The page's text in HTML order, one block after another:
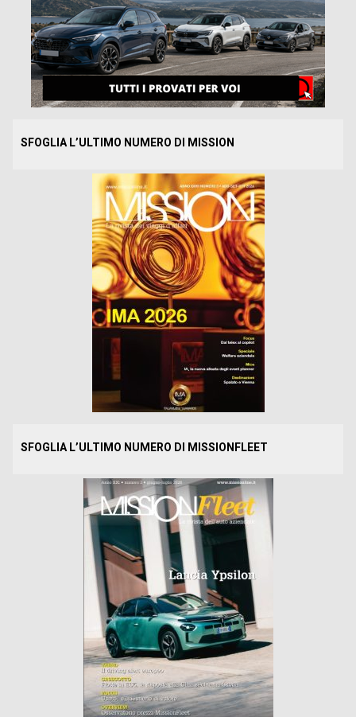
SFOGLIA L’ULTIMO NUMERO DI MISSION
SFOGLIA L’ULTIMO NUMERO DI MISSIONFLEET